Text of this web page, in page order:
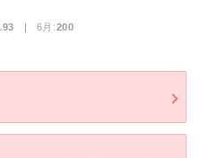
| 6月:200